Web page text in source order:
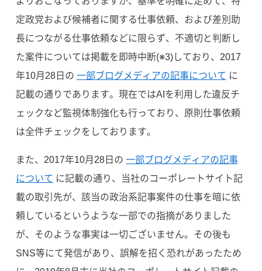
定政党および候補者に関する仕事依頼、および差別助
長につながる仕事依頼などに限らず、不適切と判断し
た案件については掲載を即時中断(※3)しており、2017
年10月28日の 一部ブログメディアの記事について に
記載の通りであります。現在ではAIを利用した違反チ
ェックなど監視体制強化も行っており、原則仕事依頼
は全件チェックをしております。
また、2017年10月28日の 一部ブログメディアの記事
について に記載の通り、当社のコーポレートサイト記
載の取引先が、該当の政治系記事案件の仕事を暗に依
頼しているというような一部での指摘がありました
が、そのような事実は一切ございません。その後も
SNS等にて発信があり、誤解を招く恐れがあったため